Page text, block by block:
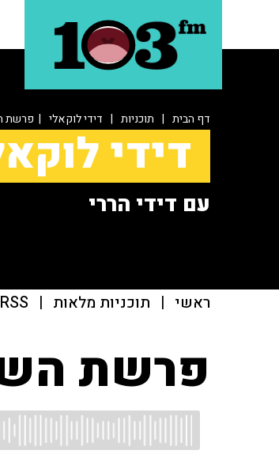
דף הבית | תוכניות | דידי לוקאלי | פרשת
דידי
עם דידי הררי
ראשי | תוכניות מלאות |
RSS
פרשת